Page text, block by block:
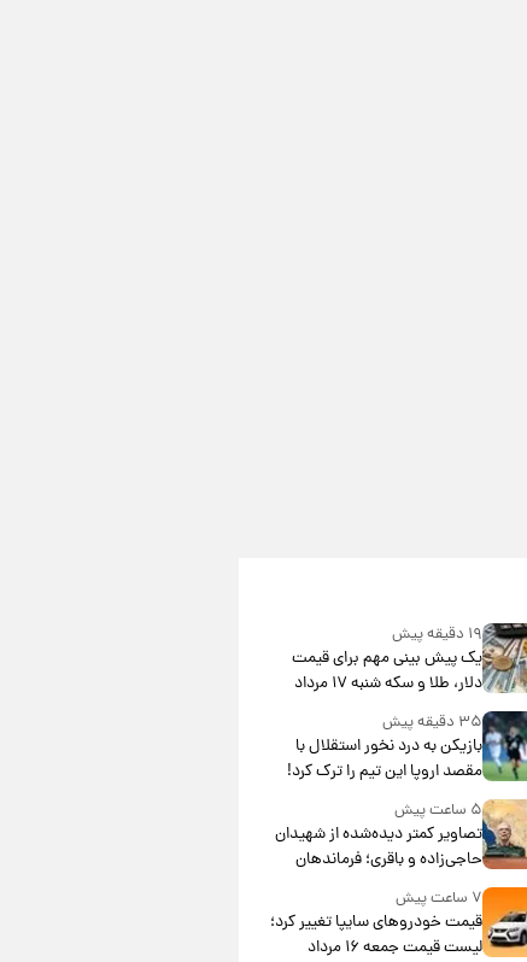
۱۹ دقیقه پیش
یک پیش ‌بینی مهم برای قیمت
دلار، طلا و سکه شنبه ۱۷ مرداد
۱۴۰۵
۳۵ دقیقه پیش
بازیکن به درد نخور استقلال با
مقصد اروپا این تیم را ترک کرد!
۵ ساعت پیش
تصاویر کمتر دیده‌شده از شهیدان
حاجی‌زاده و باقری؛ فرماندهان
شهید هوافضای ایران
۷ ساعت پیش
قیمت خودروهای سایپا تغییر کرد؛
لیست قیمت جمعه ۱۶ مرداد